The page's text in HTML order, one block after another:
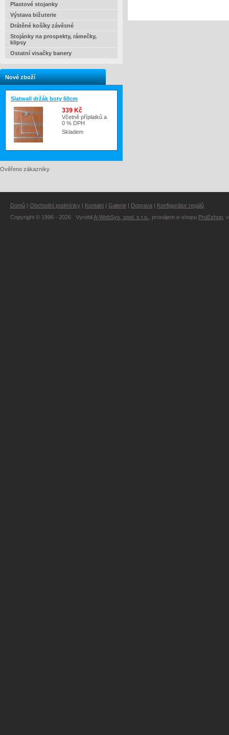
Plastové stojanky
Výstava bižuterie
Drátěné košíky závěsné
Stojánky na prospekty, rámečky,
klipsy
Ostatní visačky banery
Nové zboží
Slatwall držák boty 60cm
339 Kč
Včetně příplatků a
0 % DPH
Skladem
Ověřeno zákazníky
Domů | Obchodní podmínky | Kontakt | Galerie | Doprava | Konfigurátor regálů
Copyright © 1996 - 2026 VyrobilA-WebSys, spol. s r.o. , pronájem e-shopu ProEshop ,